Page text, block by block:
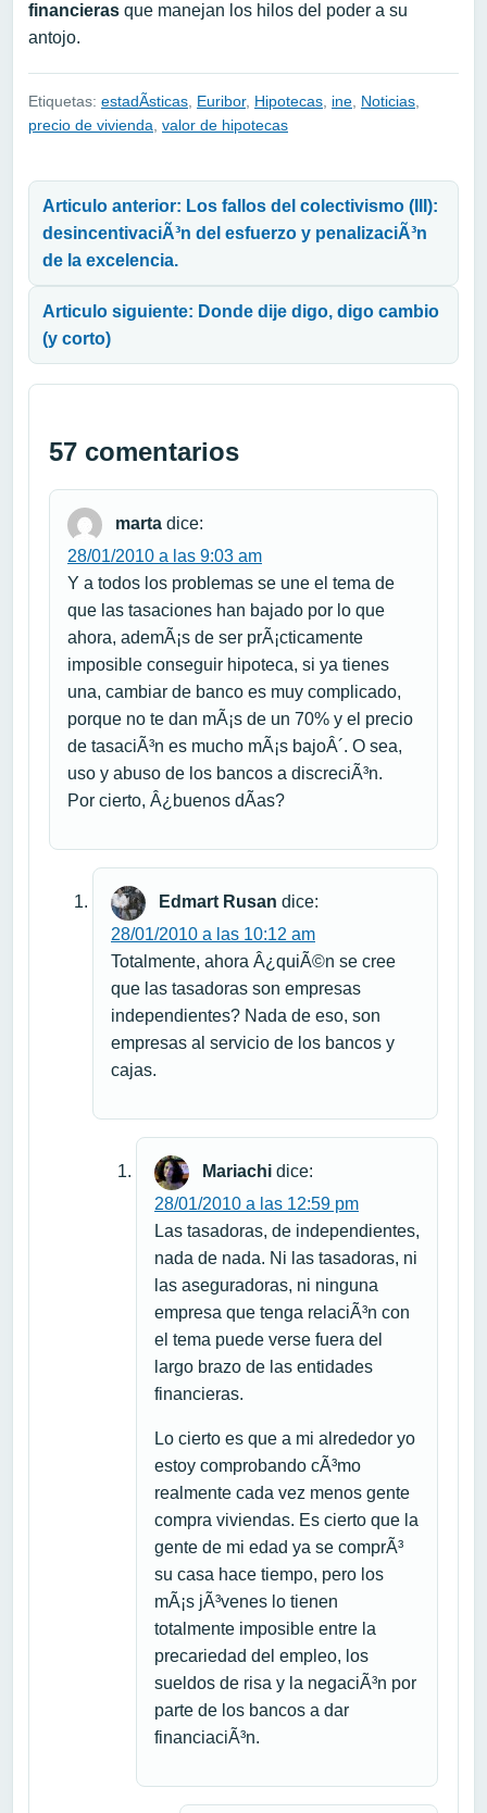
financieras que manejan los hilos del poder a su
antojo.
Etiquetas: estadÃ­sticas Euribor, Hipotecas ine Noticias
precio de vivienda valor de hipotecas
Articulo anterior: Los fallos del colectivismo (III):
desincentivaciÃ³n del esfuerzo y penalizaciÃ³n
de la excelencia.
Articulo siguiente: Donde dije digo, digo cambio
(y corto)
57 comentarios
marta dice:
28/01/2010 a las 9:03 am
Y a todos los problemas se une el tema de
que las tasaciones han bajado por lo que
ahora, ademÃ¡s de ser prÃ¡cticamente
imposible conseguir hipoteca, si ya tienes
una, cambiar de banco es muy complicado,
porque no te dan mÃ¡s de un 70% y el precio
de tasaciÃ³n es mucho mÃ¡s bajoÂ´. O sea,
uso y abuso de los bancos a discreciÃ³n.
Por cierto, Â¿buenos dÃ­as?
Edmart Rusan dice:
28/01/2010 a las 10:12 am
Totalmente, ahora Â¿quiÃ©n se cree
que las tasadoras son empresas
independientes? Nada de eso, son
empresas al servicio de los bancos y
cajas.
Mariachi dice:
28/01/2010 a las 12:59 pm
Las tasadoras, de independientes,
nada de nada. Ni las tasadoras, ni
las aseguradoras, ni ninguna
empresa que tenga relaciÃ³n con
el tema puede verse fuera del
largo brazo de las entidades
financieras.
Lo cierto es que a mi alrededor yo
estoy comprobando cÃ³mo
realmente cada vez menos gente
compra viviendas. Es cierto que la
gente de mi edad ya se comprÃ³
su casa hace tiempo, pero los
mÃ¡s jÃ³venes lo tienen
totalmente imposible entre la
precariedad del empleo, los
sueldos de risa y la negaciÃ³n por
parte de los bancos a dar
financiaciÃ³n.